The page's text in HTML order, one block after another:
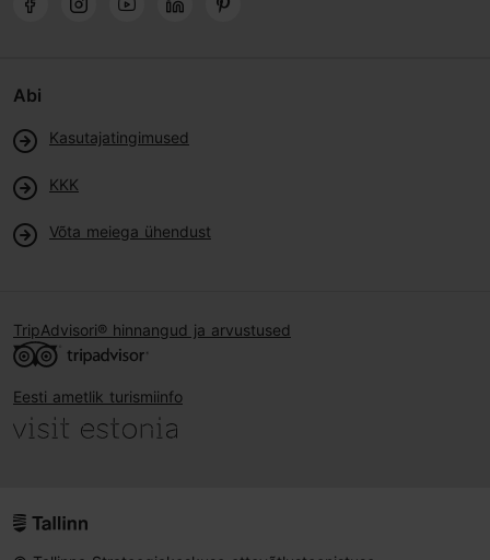
Abi
Kasutajatingimused
KKK
Võta meiega ühendust
TripAdvisori® hinnangud ja arvustused
Eesti ametlik turismiinfo